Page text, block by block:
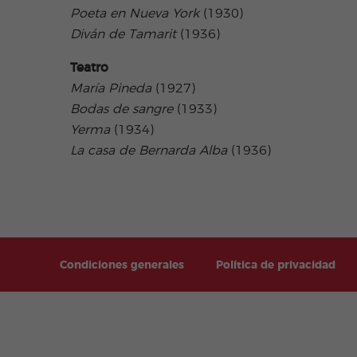
Poeta en Nueva York(1930)
Diván de Tamarit(1936)
Teatro
María Pineda(1927)
Bodas de sangre(1933)
Yerma(1934)
La casa de Bernarda Alba(1936)
Condiciones generales Política de privacidad